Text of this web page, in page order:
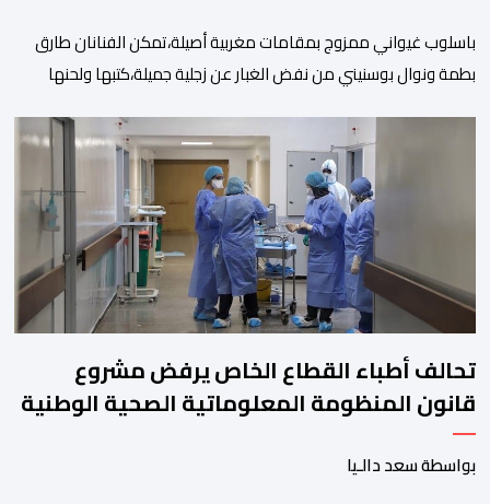
باسلوب غيواني ممزوج بمقامات مغربية أصيلة،تمكن الفنانان طارق
بطمة ونوال بوسنيني من نفض الغبار عن زجلية جميلة،كتبها ولحنها
بعنوان ” فضولي ياقلبي” ،قام بتوزيعها اسامة باهي،باسلوب سلس
وبسيط، متحكما في الجمل الموسيقية والانتقالات الجميلة..استطاع
الفنانان طارق بطمة ونوال بوسنيني أن يعطيا روحا فريدة لهذه
الاغنية,بفضل أدا […]
تحالف أطباء القطاع الخاص يرفض مشروع
قانون المنظومة المعلوماتية الصحية الوطنية
المندمجة
بواسطة سعد دالـيا